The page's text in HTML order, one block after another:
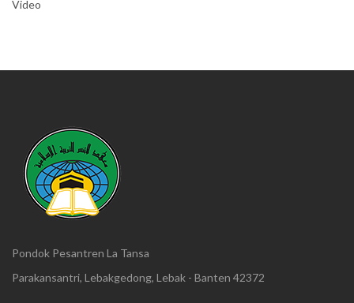
Video
Pondok Pesantren La Tansa
Parakansantri, Lebakgedong, Lebak - Banten 42372